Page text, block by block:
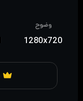
وضوح
1280x720